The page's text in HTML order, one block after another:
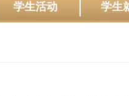
学生活动 学生